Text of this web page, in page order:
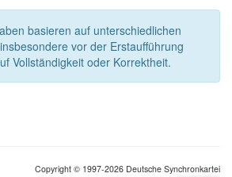
basieren auf unterschiedlichen
vor der Erstaufführung
Vollständigkeit oder Korrektheit.
Copyright © 1997-2026 Deutsche Synchronkartei